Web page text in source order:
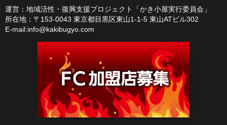
運営：地域活性・復興支援プロジェクト「かき小屋実行委員会」
所在地：〒153-0043 東京都目黒区東山1-1-5 東山ATビル302
E-mail:info@kakibugyo.com